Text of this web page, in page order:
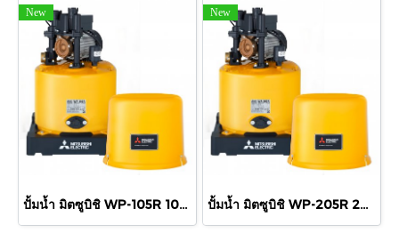
New
ปั้มน้ำ มิตซูบิชิ WP-105R 100 วัตต์
New
ปั้มน้ำ มิตซูบิชิ WP-205R 200 วัตต์ 1"x1"